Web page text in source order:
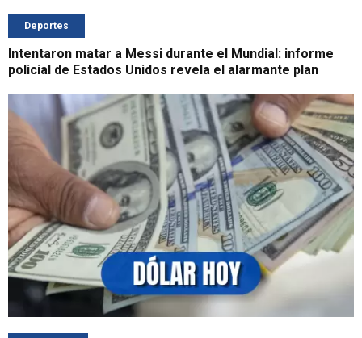
Deportes
Intentaron matar a Messi durante el Mundial: informe
policial de Estados Unidos revela el alarmante plan